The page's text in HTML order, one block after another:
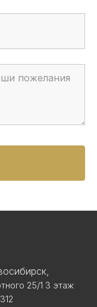
25/1 3 этаж